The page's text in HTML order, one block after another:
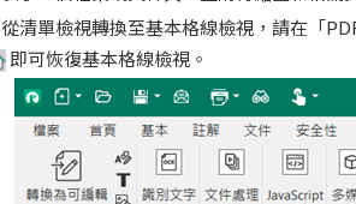
清單檢視轉換至基本格線檢視，請在「
即可恢復基本格線檢視。